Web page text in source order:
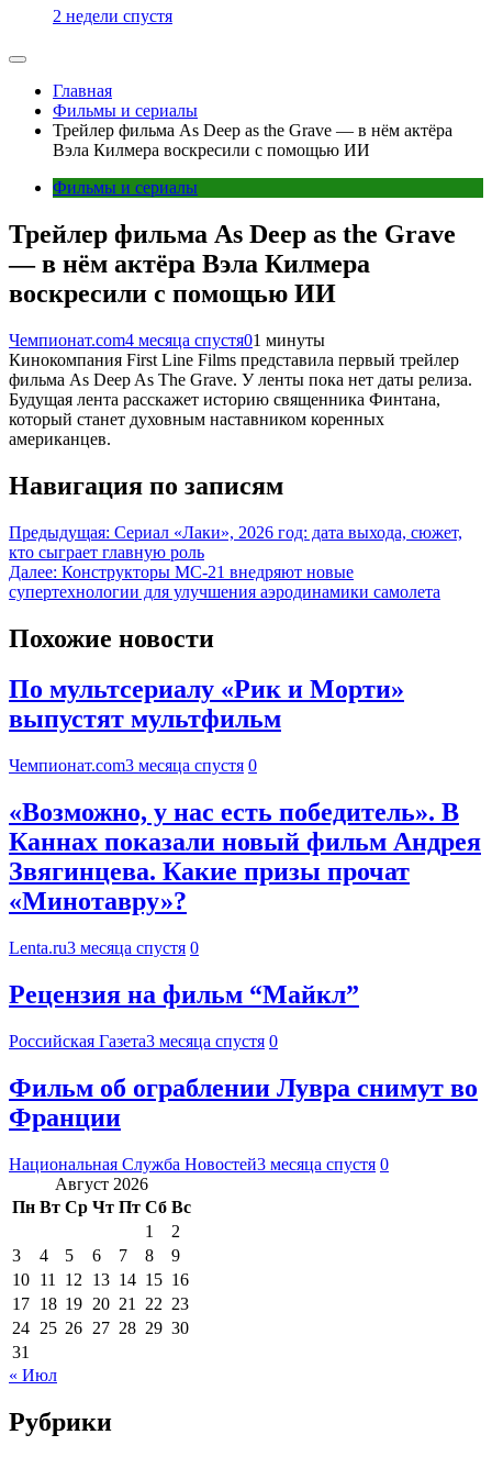
2 недели спустя
Главная
Фильмы и сериалы
Трейлер фильма As Deep as the Grave — в нём актёра
Вэла Килмера воскресили с помощью ИИ
Фильмы и сериалы
Трейлер фильма As Deep as the Grave
— в нём актёра Вэла Килмера
воскресили с помощью ИИ
Чемпионат.com4 месяца спустя01 минуты
Кинокомпания First Line Films представила первый трейлер
фильма As Deep As The Grave. У ленты пока нет даты релиза.
Будущая лента расскажет историю священника Финтана,
который станет духовным наставником коренных
американцев.
Навигация по записям
Предыдущая: Сериал «Лаки», 2026 год: дата выхода, сюжет,
кто сыграет главную роль
Далее: Конструкторы МС-21 внедряют новые
супертехнологии для улучшения аэродинамики самолета
Похожие новости
По мультсериалу «Рик и Морти»
выпустят мультфильм
Чемпионат.com3 месяца спустя 0
«Возможно, у нас есть победитель». В
Каннах показали новый фильм Андрея
Звягинцева. Какие призы прочат
«Минотавру»?
Lenta.ru3 месяца спустя 0
Рецензия на фильм “Майкл”
Российская Газета3 месяца спустя 0
Фильм об ограблении Лувра снимут во
Франции
Национальная Служба Новостей3 месяца спустя 0
Август 2026
Пн Вт Ср Чт Пт Сб Вс
1
2
3
4 5 6 7 8
9
10 11 12 13 14 15 16
17 18 19 20 21 22 23
24 25 26 27 28 29 30
31
« Июл
Рубрики